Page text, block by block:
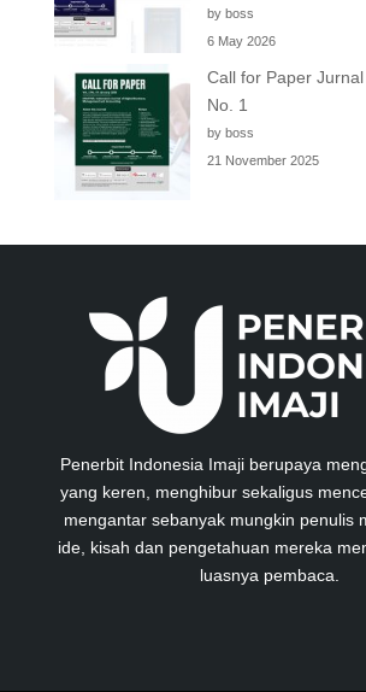
by boss
6 May 2026
Call for Paper Jurnal
No. 1
by boss
21 November 2025
Penerbit Indonesia Imaji berupaya
yang keren, menghibur sekaligus
mengantar sebanyak mungkin penulis
ide, kisah dan pengetahuan mereka
luasnya pembaca.